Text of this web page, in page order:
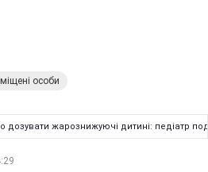
особи
дозувати жарознижуючі дитині: педіатр